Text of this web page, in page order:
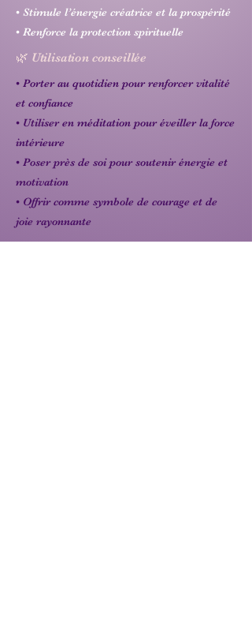
• Stimule l’énergie créatrice et la prospérité
• Renforce la protection spirituelle
🌿 Utilisation conseillée
• Porter au quotidien pour renforcer vitalité
et confiance
• Utiliser en méditation pour éveiller la force
intérieure
• Poser près de soi pour soutenir énergie et
motivation
• Offrir comme symbole de courage et de
joie rayonnante